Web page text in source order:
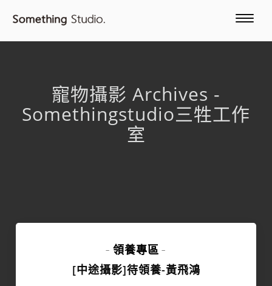
寵物攝影 Archives -
Somethingstudio三牲工作
室
- 領養專區 -
[中途攝影]待領養-黃飛鴻